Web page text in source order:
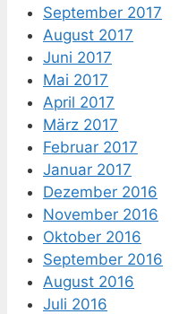
September 2017
August 2017
Juni 2017
Mai 2017
April 2017
März 2017
Februar 2017
Januar 2017
Dezember 2016
November 2016
Oktober 2016
September 2016
August 2016
Juli 2016